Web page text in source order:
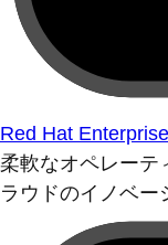
Red Hat
柔軟なオペレーテ
ラウドのイノベー